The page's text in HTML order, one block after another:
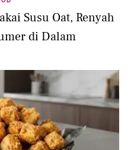
Susu Oat, Renyah
di Dalam